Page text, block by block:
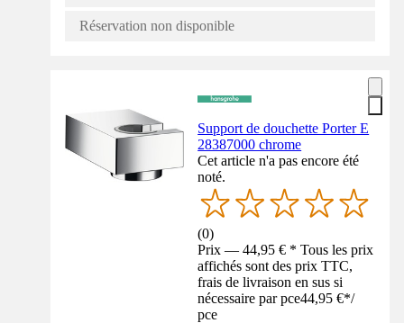
Réservation non disponible
Support de douchette Porter E
28387000 chrome
Cet article n'a pas encore été
noté.
(0)
Prix — 44,95 € * Tous les prix
affichés sont des prix TTC,
frais de livraison en sus si
nécessaire par pce44,95 €*/
pce